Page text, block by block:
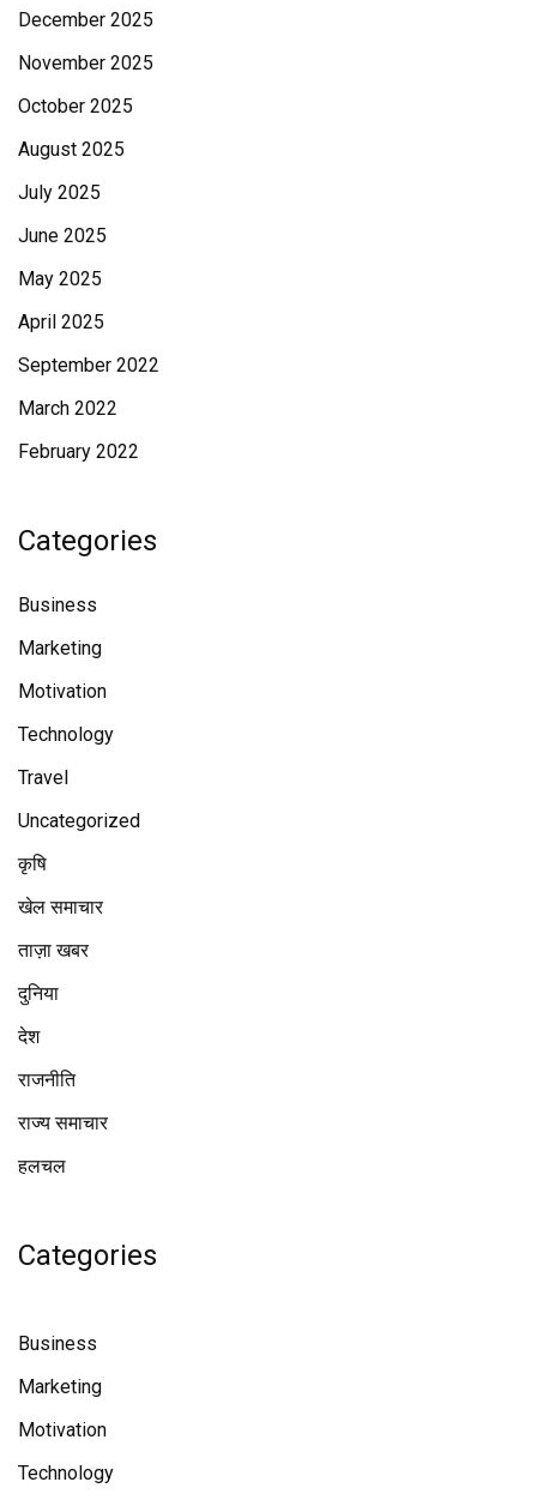
December 2025
November 2025
October 2025
August 2025
July 2025
June 2025
May 2025
April 2025
September 2022
March 2022
February 2022
Categories
Business
Marketing
Motivation
Technology
Travel
Uncategorized
कृषि
खेल समाचार
ताज़ा खबर
दुनिया
देश
राजनीति
राज्य समाचार
हलचल
Categories
Business
Marketing
Motivation
Technology